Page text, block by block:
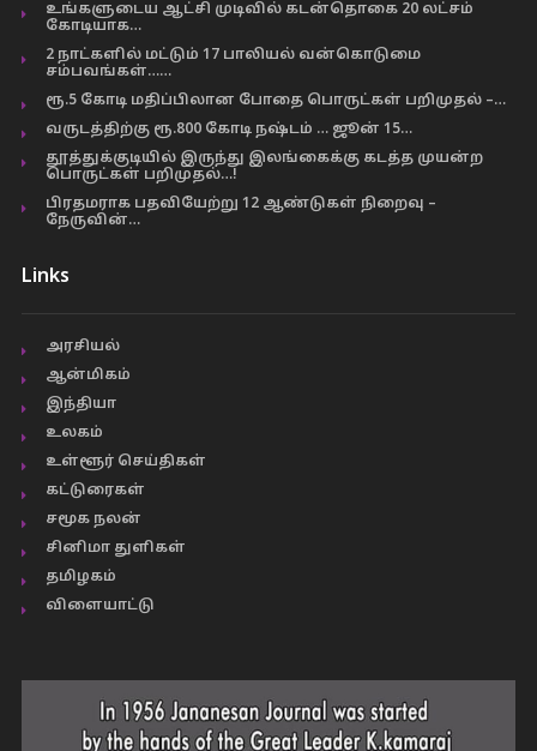
உங்களுடைய ஆட்சி முடிவில் கடன்தொகை 20 லட்சம்
கோடியாக…
2 நாட்களில் மட்டும் 17 பாலியல் வன்கொடுமை
சம்பவங்கள்……
ரூ.5 கோடி மதிப்பிலான போதை பொருட்கள் பறிமுதல் –…
வருடத்திற்கு ரூ.800 கோடி நஷ்டம் … ஜூன் 15…
தூத்துக்குடியில் இருந்து இலங்கைக்கு கடத்த முயன்ற
பொருட்கள் பறிமுதல்…!
பிரதமராக பதவியேற்று 12 ஆண்டுகள் நிறைவு –
நேருவின்…
Links
அரசியல்
ஆன்மிகம்
இந்தியா
உலகம்
உள்ளூர் செய்திகள்
கட்டுரைகள்
சமூக நலன்
சினிமா துளிகள்
தமிழகம்
விளையாட்டு